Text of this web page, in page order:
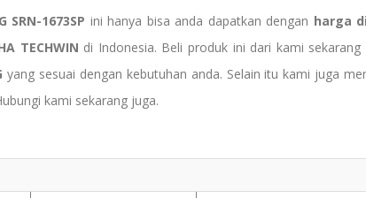
1673SP ini hanya bisa anda dapatkan dengan harga
TECHWIN di Indonesia. Beli produk ini dari kami
yang sesuai dengan kebutuhan anda. Selain itu kami juga
kami sekarang juga.